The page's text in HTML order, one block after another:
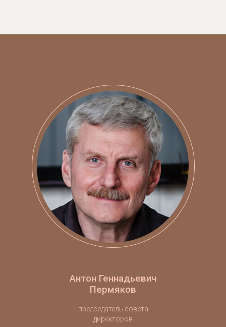
Антон Геннадьевич
Пермяков
председатель совета
директоров